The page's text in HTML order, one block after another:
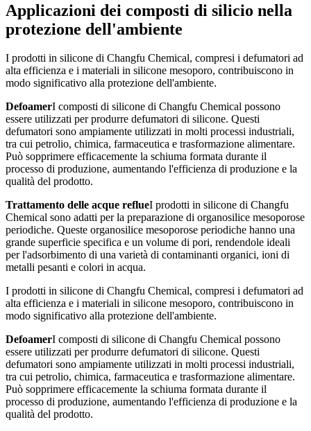
Applicazioni dei composti di silicio nella
protezione dell'ambiente
I prodotti in silicone di Changfu Chemical, compresi i defumatori ad
alta efficienza e i materiali in silicone mesoporo, contribuiscono in
modo significativo alla protezione dell'ambiente.
DefoamerI composti di silicone di Changfu Chemical possono
essere utilizzati per produrre defumatori di silicone. Questi
defumatori sono ampiamente utilizzati in molti processi industriali,
tra cui petrolio, chimica, farmaceutica e trasformazione alimentare.
Può sopprimere efficacemente la schiuma formata durante il
processo di produzione, aumentando l'efficienza di produzione e la
qualità del prodotto.
Trattamento delle acque reflueI prodotti in silicone di Changfu
Chemical sono adatti per la preparazione di organosilice mesoporose
periodiche. Queste organosilice mesoporose periodiche hanno una
grande superficie specifica e un volume di pori, rendendole ideali
per l'adsorbimento di una varietà di contaminanti organici, ioni di
metalli pesanti e colori in acqua.
I prodotti in silicone di Changfu Chemical, compresi i defumatori ad
alta efficienza e i materiali in silicone mesoporo, contribuiscono in
modo significativo alla protezione dell'ambiente.
DefoamerI composti di silicone di Changfu Chemical possono
essere utilizzati per produrre defumatori di silicone. Questi
defumatori sono ampiamente utilizzati in molti processi industriali,
tra cui petrolio, chimica, farmaceutica e trasformazione alimentare.
Può sopprimere efficacemente la schiuma formata durante il
processo di produzione, aumentando l'efficienza di produzione e la
qualità del prodotto.